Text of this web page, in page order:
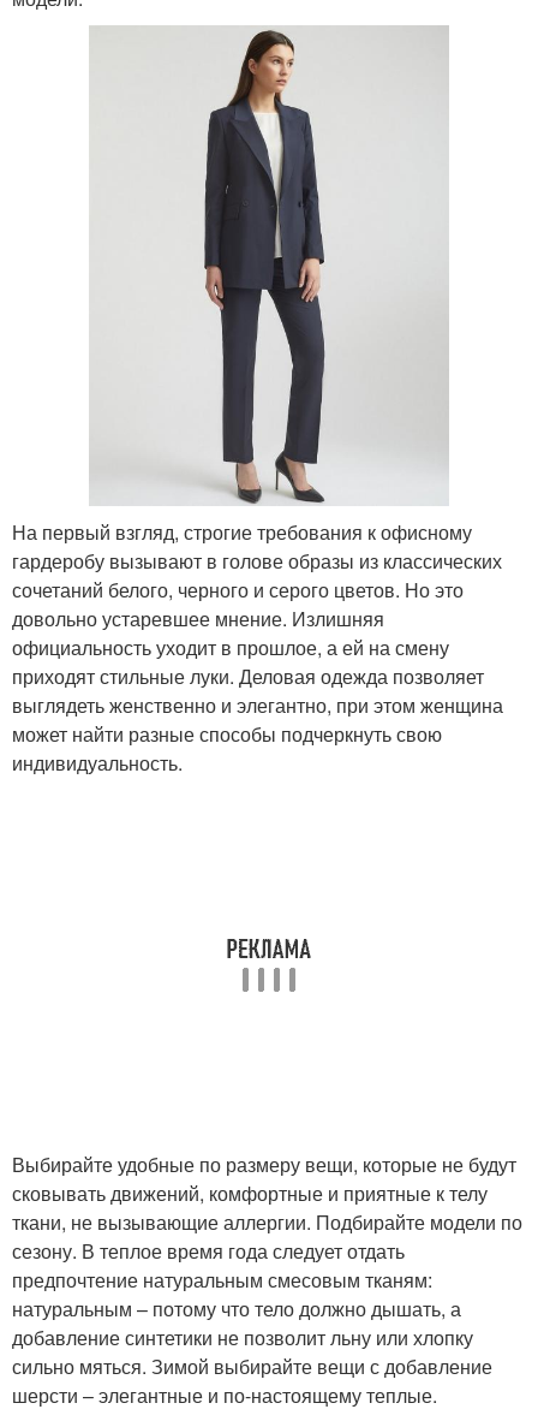
На первый взгляд, строгие требования к офисному
гардеробу вызывают в голове образы из классических
сочетаний белого, черного и серого цветов. Но это
довольно устаревшее мнение. Излишняя
официальность уходит в прошлое, а ей на смену
приходят стильные луки. Деловая одежда позволяет
выглядеть женственно и элегантно, при этом женщина
может найти разные способы подчеркнуть свою
индивидуальность.
Выбирайте удобные по размеру вещи, которые не будут
сковывать движений, комфортные и приятные к телу
ткани, не вызывающие аллергии. Подбирайте модели по
сезону. В теплое время года следует отдать
предпочтение натуральным смесовым тканям:
натуральным – потому что тело должно дышать, а
добавление синтетики не позволит льну или хлопку
сильно мяться. Зимой выбирайте вещи с добавление
шерсти – элегантные и по-настоящему теплые.